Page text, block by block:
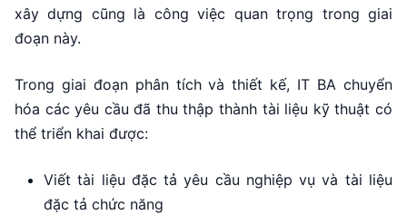
xây dựng cũng là công việc quan trọng trong giai
đoạn này.
Trong giai đoạn phân tích và thiết kế, IT BA chuyển
hóa các yêu cầu đã thu thập thành tài liệu kỹ thuật có
thể triển khai được:
Viết tài liệu đặc tả yêu cầu nghiệp vụ và tài liệu
đặc tả chức năng